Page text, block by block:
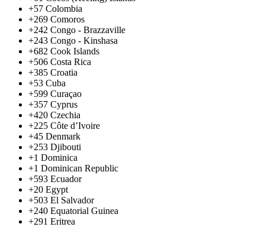
+57 Colombia
+269 Comoros
+242 Congo - Brazzaville
+243 Congo - Kinshasa
+682 Cook Islands
+506 Costa Rica
+385 Croatia
+53 Cuba
+599 Curaçao
+357 Cyprus
+420 Czechia
+225 Côte d’Ivoire
+45 Denmark
+253 Djibouti
+1 Dominica
+1 Dominican Republic
+593 Ecuador
+20 Egypt
+503 El Salvador
+240 Equatorial Guinea
+291 Eritrea